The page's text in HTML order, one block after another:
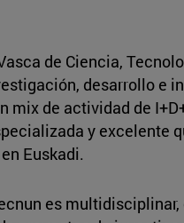
de Ciencia,
desarrollo e
mix de actividad de
y excelente
Euskadi.
es